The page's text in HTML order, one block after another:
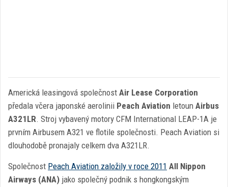
Americká leasingová společnost Air Lease Corporation
předala včera japonské aerolinii Peach Aviation letoun Airbus
A321LR. Stroj vybavený motory CFM International LEAP-1A je
prvním Airbusem A321 ve flotile společnosti. Peach Aviation si
dlouhodobě pronajaly celkem dva A321LR.
Společnost Peach Aviation založily v roce 2011 All Nippon
Airways (ANA) jako společný podnik s hongkongským